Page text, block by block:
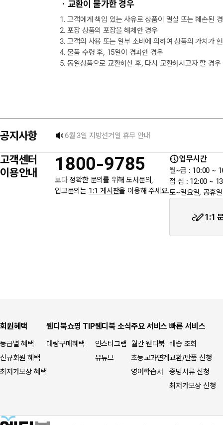
ㆍ교환이 불가한 경우
1. 고객에게 책임 있는 사유로 상품이 멸실 또는 훼손된
2. 포장 상품의 포장을 해체한 경우
3. 고객의 사용 또는 일부 소비에 의하여 상품의 가치가
4. 물품 수령 후, 15일이 경과한 경우
5. 동일상품으로 교환하신 후, 다시 교환하시고자 할 경
공지사항
[8월] 무이자 할부행사 안내
6월 3일 지방선거일 휴무 안내
★입금자를 찾습니다.
고객센터
이용안내
1800-9785
보다 정확한 문의를 위해 도서문의,
입고문의는 1:1 게시판을 이용해 주세요.
업무시간
월~금 : 10:00 ~
점 심 : 12:00 ~
토~일요일, 공휴
1:1
회원혜택
등급별 혜택
신규회원 혜택
최저가보상 혜택
웬디북쇼핑 TIP
대량구매혜택
웬디북 소식
인스타그램
유튜브
주요 서비스
월간 웬디북
초등교과연계
영어학습서
빠른 서비스
배송 조회
교환/반품 신청
증빙서류 신청
최저가보상 신청